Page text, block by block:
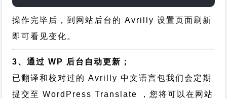
操作完毕后，到网站后台的 Avrilly 设置页面刷新
即可看见变化。
3、通过 WP 后台自动更新；
已翻译和校对过的 Avrilly 中文语言包我们会定期
提交至 WordPress Translate ，您将可以在网站